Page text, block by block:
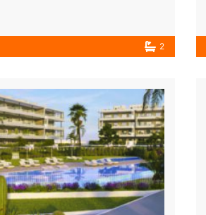
2